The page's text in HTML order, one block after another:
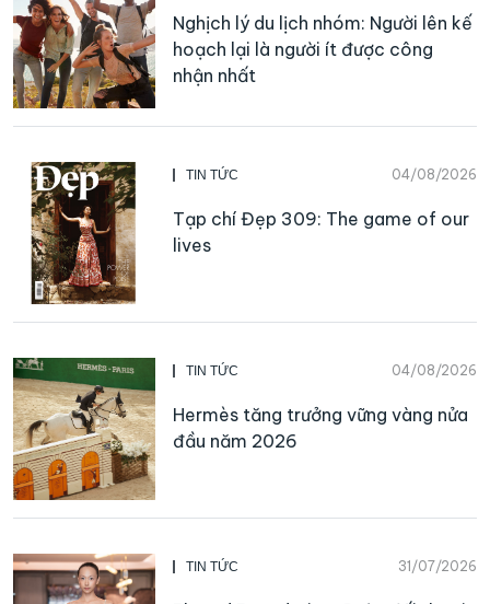
Nghịch lý du lịch nhóm: Người lên kế
hoạch lại là người ít được công
nhận nhất
TIN TỨC 04/08/2026
Tạp chí Đẹp 309: The game of our
lives
TIN TỨC 04/08/2026
Hermès tăng trưởng vững vàng nửa
đầu năm 2026
TIN TỨC 31/07/2026